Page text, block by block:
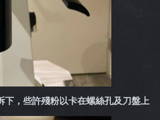
下，些許殘粉以卡在螺絲孔及刀盤上